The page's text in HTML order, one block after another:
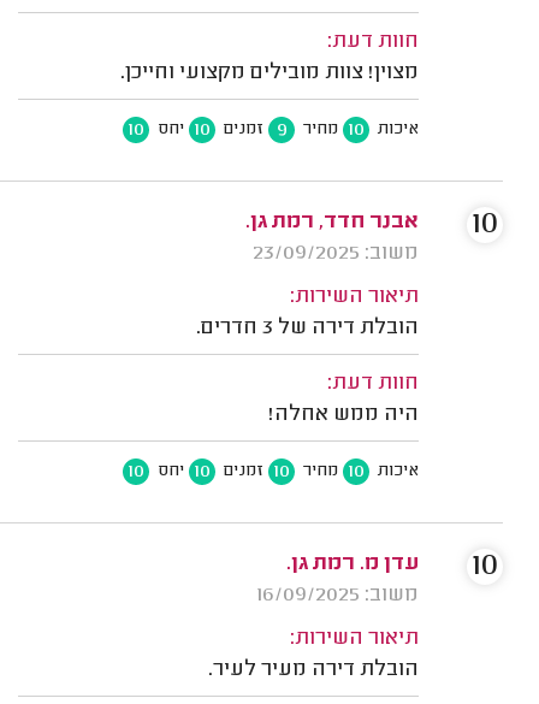
חוות דעת:
מצוין! צוות מובילים מקצועי וחייכן.
איכות 10 מחיר 9 זמנים 10 יחס 10
אבנר חדד, רמת גן.
משוב: 23/09/2025
תיאור השירות:
הובלת דירה של 3 חדרים.
חוות דעת:
היה ממש אחלה!
איכות 10 מחיר 10 זמנים 10 יחס 10
10
עדן מ. רמת גן.
משוב: 16/09/2025
תיאור השירות:
הובלת דירה מעיר לעיר.
10